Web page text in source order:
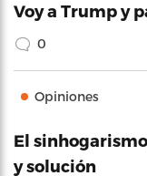
Voy a Trump y
0
Opiniones
El
y solución